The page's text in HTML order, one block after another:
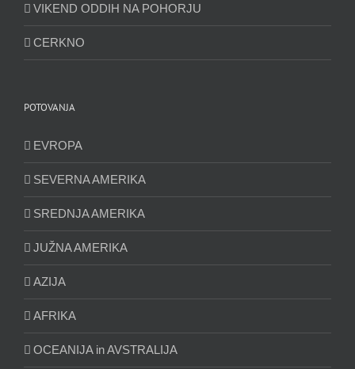
VIKEND ODDIH NA POHORJU
CERKNO
POTOVANJA
EVROPA
SEVERNA AMERIKA
SREDNJA AMERIKA
JUŽNA AMERIKA
AZIJA
AFRIKA
OCEANIJA in AVSTRALIJA